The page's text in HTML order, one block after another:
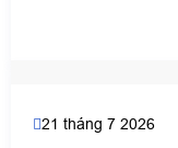
21 tháng 7 2026